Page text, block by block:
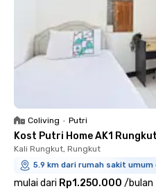
Coliving • Putri
Kost Putri Home AK1
Kali Rungkut, Rungkut
5.9 km dari rumah sakit
mulai dari Rp1.250.000 /bulan